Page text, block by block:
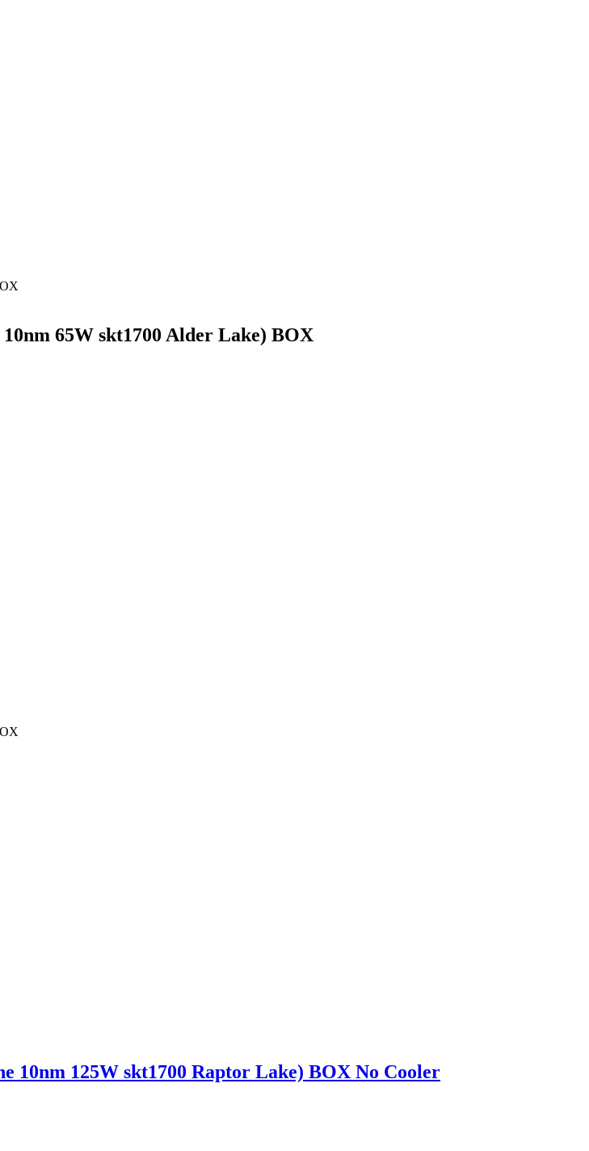
65W skt1700 Alder Lake) BOX
10nm 125W skt1700 Raptor Lake) BOX No Cooler